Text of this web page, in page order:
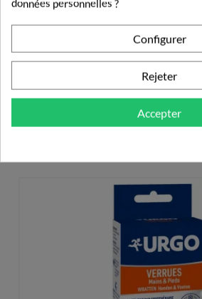
PRODUITS DE LA MÊME
données personnelles ?
Configurer
Rejeter
Accepter